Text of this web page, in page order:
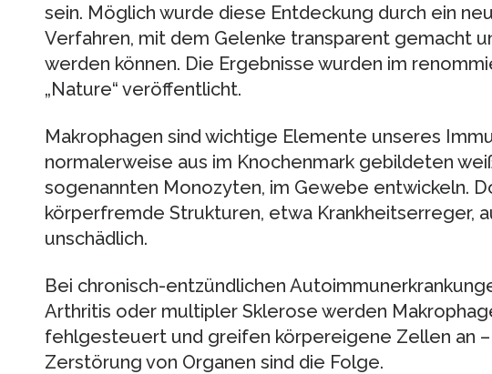
sein. Möglich wurde diese Entdeckung durch ein
Verfahren, mit dem Gelenke transparent gemacht
werden können. Die Ergebnisse wurden im
„Nature“ veröffentlicht.
Makrophagen sind wichtige Elemente unseres
normalerweise aus im Knochenmark gebildeten
sogenannten Monozyten, im Gewebe entwickeln.
körperfremde Strukturen, etwa Krankheitserreger,
unschädlich.
Bei chronisch-entzündlichen
Arthritis oder multipler Sklerose werden
fehlgesteuert und greifen körpereigene Zellen an
Zerstörung von Organen sind die Folge.